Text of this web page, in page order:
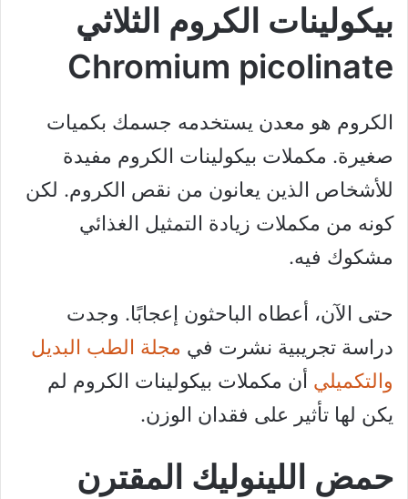
بيكولينات الكروم الثلاثي
Chromium picolinate
الكروم هو معدن يستخدمه جسمك بكميات
صغيرة. مكملات بيكولينات الكروم مفيدة
للأشخاص الذين يعانون من نقص الكروم. لكن
كونه من مكملات زيادة التمثيل الغذائي
مشكوك فيه.
حتى الآن، أعطاه الباحثون إعجابًا. وجدت
دراسة تجريبية نشرت في مجلة الطب البديل
والتكميلي أن مكملات بيكولينات الكروم لم
يكن لها تأثير على فقدان الوزن.
حمض اللينوليك المقترن